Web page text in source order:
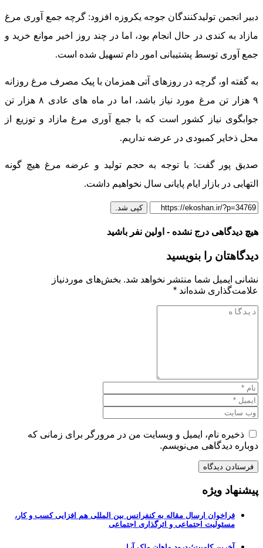
دبیر انجمن تولیدکنندگان جوجه یکروزه افزود: گرچه جمع آوری مرغ
مازاد به کندی در حال انجام بود، اما در چند روز اخیر موانع خرید و
جمع آوری توسط پشتیبانی امور دام تسهیل شده است.
به گفته او، گرچه در روزهای آتی همزمان با پیک مصرف مرغ روزانه
۹ هزار تن مرغ مورد نیاز باشد، اما در ماه های عادی ۸ هزار تن
جوابگوی نیاز کشور است که با جمع آوری مرغ مازاد و توزیع از
محل ذخایر کمبودی در عرضه نداریم.
صدیق پور گفت: با توجه به حجم تولید و عرضه مرغ هیچ گونه
التهابی در بازار ایام پایانی سال نخواهیم داشت.
کپی شد.
هیچ دیدگاهی درج نشده - اولین نفر باشید
دیدگاهتان را بنویسید
نشانی ایمیل شما منتشر نخواهد شد. بخش‌های موردنیاز
علامت‌گذاری شده‌اند *
ذخیره نام، ایمیل و وبسایت من در مرورگر برای زمانی که
دوباره دیدگاهی می‌نویسم.
پیشنهاد ویژه
فراخوان ارسال مقاله به کنفرانس بین المللی هم افزایی کسب و کار،
مسئولیت اجتماعی و اثرگذاری اجتماعی